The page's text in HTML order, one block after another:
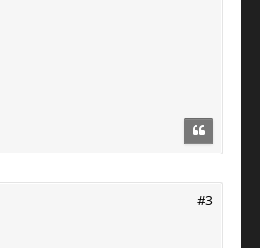
#3